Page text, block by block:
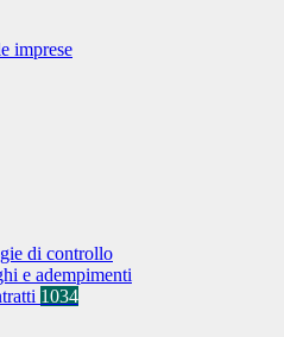
imprese
di controllo
e adempimenti
1034